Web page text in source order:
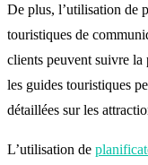
De plus, l’utilisation de
touristiques de
clients peuvent suivre la
les guides touristiques
détaillées sur les
L’utilisation de